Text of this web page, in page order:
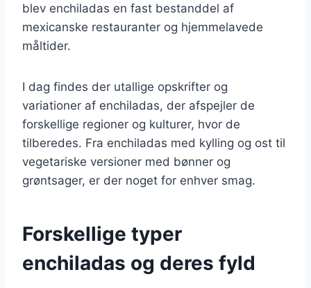
blev enchiladas en fast bestanddel af
mexicanske restauranter og hjemmelavede
måltider.
I dag findes der utallige opskrifter og
variationer af enchiladas, der afspejler de
forskellige regioner og kulturer, hvor de
tilberedes. Fra enchiladas med kylling og ost til
vegetariske versioner med bønner og
grøntsager, er der noget for enhver smag.
Forskellige typer
enchiladas og deres fyld